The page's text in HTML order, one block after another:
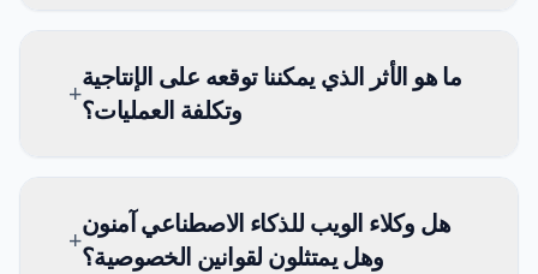
ما هو الأثر الذي يمكننا توقعه على الإنتاجية
وتكلفة العمليات؟
+
هل وكلاء الويب للذكاء الاصطناعي آمنون
وهل يمتثلون لقوانين الخصوصية؟
+